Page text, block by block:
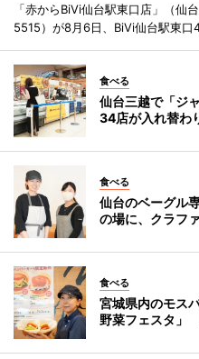
「赤からBiVi仙台駅東口店」（
5515）が8月6日、BiVi仙台駅東口
食べる
仙台三越で「ジ
34店が入れ替わ
食べる
仙台のベーグル
の場に、クラフ
食べる
宮城県内のモス
野菜フェスタ」